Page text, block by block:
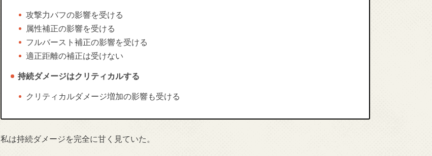
攻撃力バフの影響を受ける
属性補正の影響を受ける
フルバースト補正の影響を受ける
適正距離の補正は受けない
持続ダメージはクリティカルする
クリティカルダメージ増加の影響も受ける
私は持続ダメージを完全に甘く見ていた。